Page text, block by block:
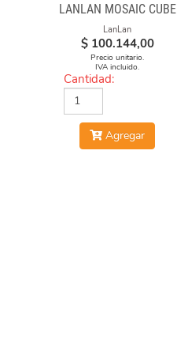
LANLAN MOSAIC CUBE
LanLan
$ 100.144,00
Precio unitario.
IVA incluido.
Cantidad:
Agregar